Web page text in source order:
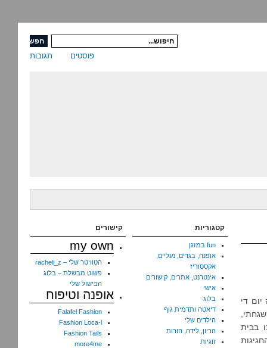
תגובות פוסטים
היה יום די
בבית
קטגוריות
fun במזגן
אופנה, בגדים, נעליים,
אקססוריז
אינטרנט, אתרים, קישורים
אישי
בלוג
דיאטה ותדמית גוף
הילדים שלי
הריון, לידה, הורות
זוגיות
קישורים
my own
הטוויטר שלי – racheli_z
פשוט מבשלת – בלוג
הבישול שלי
אופנה וטיפוח
Falafel Fashion
Fashion Loca-l
Fashion Tails
more4me